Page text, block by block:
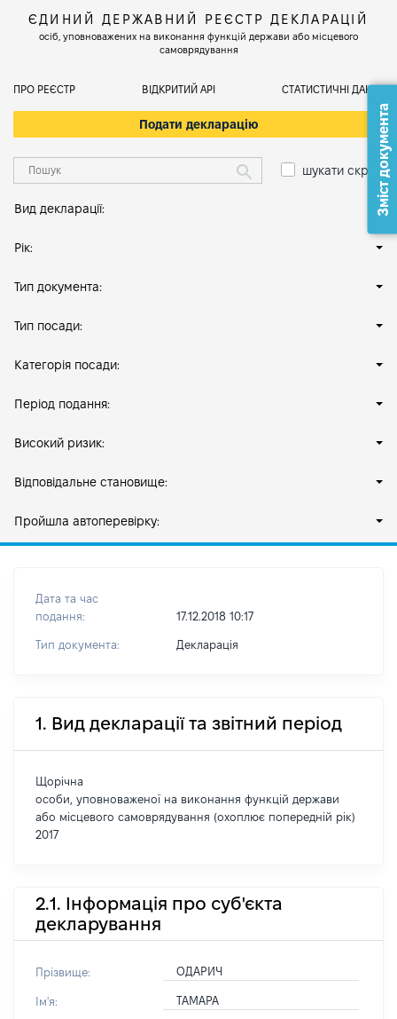
ЄДИНИЙ ДЕРЖАВНИЙ РЕЄСТР ДЕКЛАРАЦІЙ
осіб, уповноважених на виконання функцій держави або місцевого
самоврядування
ПРО РЕЄСТР ВІДКРИТИЙ АРІ СТАТИСТИЧНІ ДАНІ
Подати декларацію
шукати скрізь
Вид декларації:
Рік:
Тип документа:
Тип посади:
Категорія посади:
Період подання:
Високий ризик:
Відповідальне становище:
Пройшла автоперевірку:
Дата та час
подання:
17.12.2018 10:17
Тип документа: Декларація
1. Вид декларації та звітний період
Щорічна
особи, уповноваженої на виконання функцій держави
або місцевого самоврядування (охоплює попередній рік)
2017
2.1. Інформація про суб'єкта
декларування
Прізвище: ОДАРИЧ
Ім'я: ТАМАРА
Зміст документа